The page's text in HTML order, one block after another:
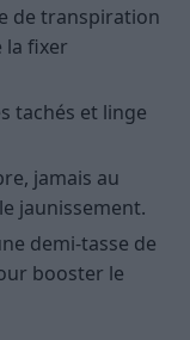
de transpiration
la fixer
tachés et linge
jamais au
jaunissement.
demi-tasse de
booster le